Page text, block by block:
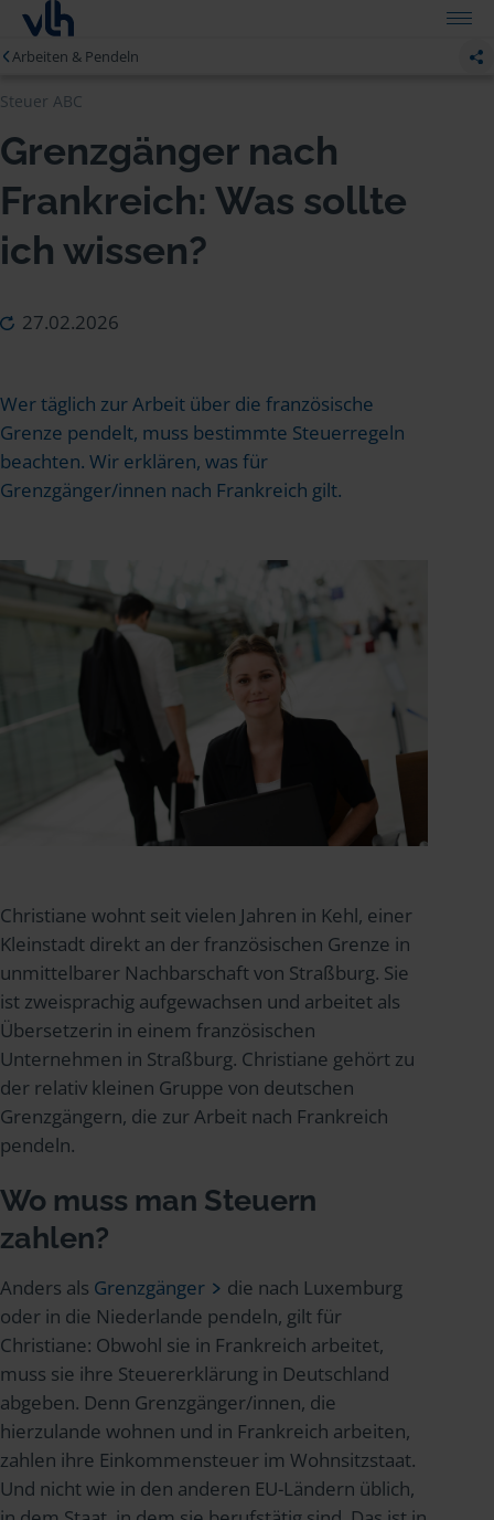
Arbeiten & Pendeln
Steuer ABC
Grenzgänger nach
Frankreich: Was sollte
ich wissen?
27.02.2026
Wer täglich zur Arbeit über die französische
Grenze pendelt, muss bestimmte Steuerregeln
beachten. Wir erklären, was für
Grenzgänger/innen nach Frankreich gilt.
Christiane wohnt seit vielen Jahren in Kehl, einer
Kleinstadt direkt an der französischen Grenze in
unmittelbarer Nachbarschaft von Straßburg. Sie
ist zweisprachig aufgewachsen und arbeitet als
Übersetzerin in einem französischen
Unternehmen in Straßburg. Christiane gehört zu
der relativ kleinen Gruppe von deutschen
Grenzgängern, die zur Arbeit nach Frankreich
pendeln.
Wo muss man Steuern
zahlen?
Anders als Grenzgänger
die nach Luxemburg
oder in die Niederlande pendeln, gilt für
Christiane: Obwohl sie in Frankreich arbeitet,
muss sie ihre Steuererklärung in Deutschland
abgeben. Denn Grenzgänger/innen, die
hierzulande wohnen und in Frankreich arbeiten,
zahlen ihre Einkommensteuer im Wohnsitzstaat.
Und nicht wie in den anderen EU-Ländern üblich,